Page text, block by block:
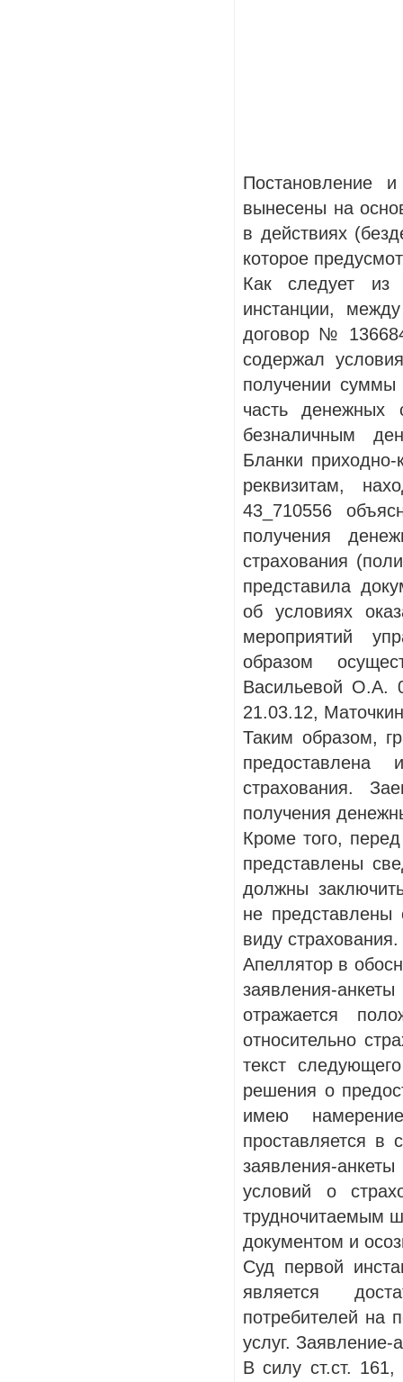
Постановление
вынесены на
в действиях
которое
Как следует из
инстанции,
договор №
содержал
получении суммы
часть денежных
безналичным
Бланки приходно-
реквизитам,
43_710556
получения
страхования
представила
об условиях
мероприятий
образом
Васильевой О.А.
21.03.12,
Таким образом,
страхования.
получения
Кроме того,
представлены
должны
не представлены
виду страхования.
Апеллятор в
заявления-
отражается
относительно
текст
решения о
имею
проставляется в
заявления-
условий о
трудночитаемым
документом и
Суд первой
является
потребителей на
услуг. Заявление-
В силу ст.ст.